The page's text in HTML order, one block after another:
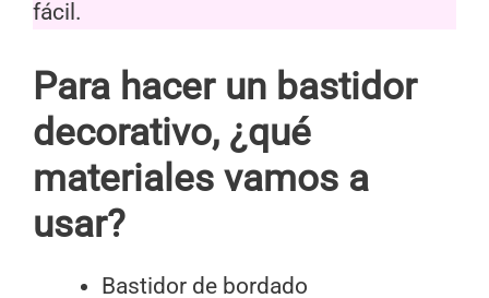
fácil.
Para hacer un bastidor
decorativo, ¿qué
materiales vamos a
usar?
Bastidor de bordado